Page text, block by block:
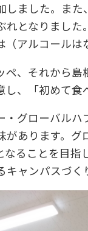
しました。ま
となりまし
アルコール
、それから
、「初めて食
グローバル
あります。
ることを目
ャンパスづく